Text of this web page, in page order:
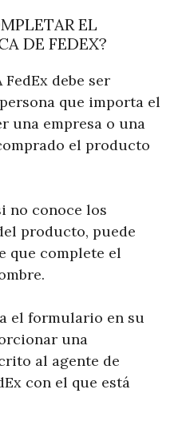
EL
DE FEDEX?
debe ser
que importa el
una empresa o una
el producto
no conoce los
producto, puede
que complete el
el formulario en su
una
al agente de
con el que está